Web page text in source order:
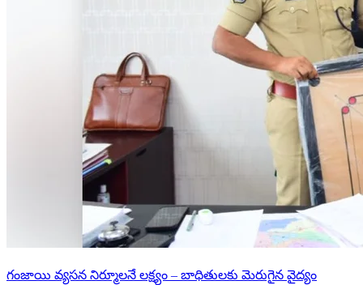
గంజాయి వ్యసన నిర్మూలనే లక్ష్యం – బాధితులకు మెరుగైన వైద్యం